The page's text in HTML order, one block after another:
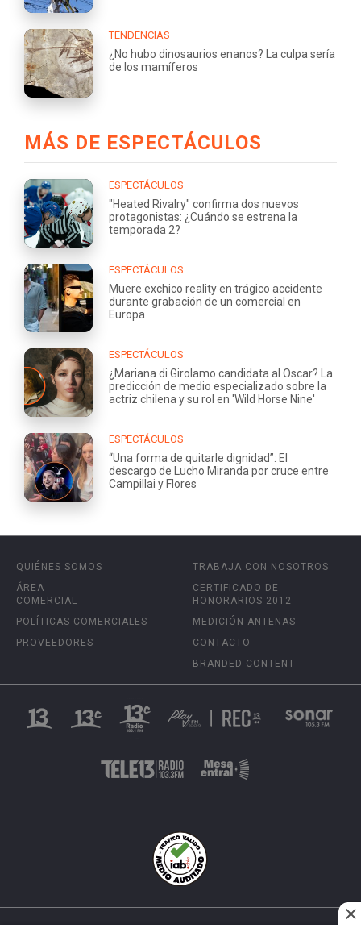
TENDENCIAS
¿No hubo dinosaurios enanos? La culpa sería
de los mamíferos
MÁS DE ESPECTÁCULOS
ESPECTÁCULOS
"Heated Rivalry" confirma dos nuevos
protagonistas: ¿Cuándo se estrena la
temporada 2?
ESPECTÁCULOS
Muere exchico reality en trágico accidente
durante grabación de un comercial en
Europa
ESPECTÁCULOS
¿Mariana di Girolamo candidata al Oscar? La
predicción de medio especializado sobre la
actriz chilena y su rol en 'Wild Horse Nine'
ESPECTÁCULOS
“Una forma de quitarle dignidad”: El
descargo de Lucho Miranda por cruce entre
Campillai y Flores
QUIÉNES SOMOS
ÁREA
COMERCIAL
POLÍTICAS COMERCIALES
PROVEEDORES
TRABAJA CON NOSOTROS
CERTIFICADO DE
HONORARIOS 2012
MEDICIÓN ANTENAS
CONTACTO
BRANDED CONTENT